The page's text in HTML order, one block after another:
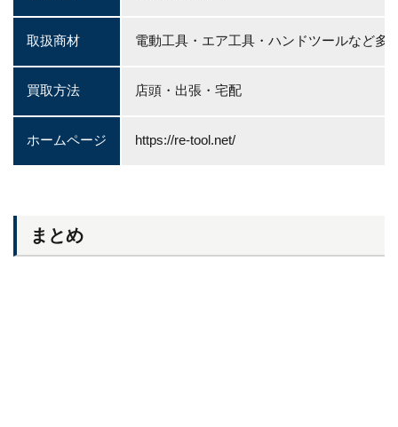
取扱商材 電動工具・エア工具・ハンドツールなど多
買取方法 店頭・出張・宅配
ホームページ https://re-tool.net/
まとめ